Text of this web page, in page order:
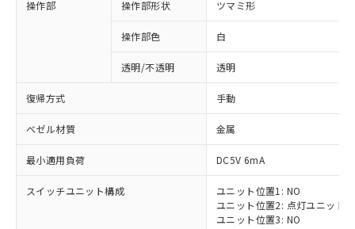
操作部 操作部形状 ツマミ形
操作部色 白
透明/不透明 透明
復帰方式 手動
ベゼル材質 金属
最小適用負荷 DC5V 6mA
スイッチユニット構成
ユニット位置1: NO
ユニット位置2: 点灯ユニット
ユニット位置3: NO